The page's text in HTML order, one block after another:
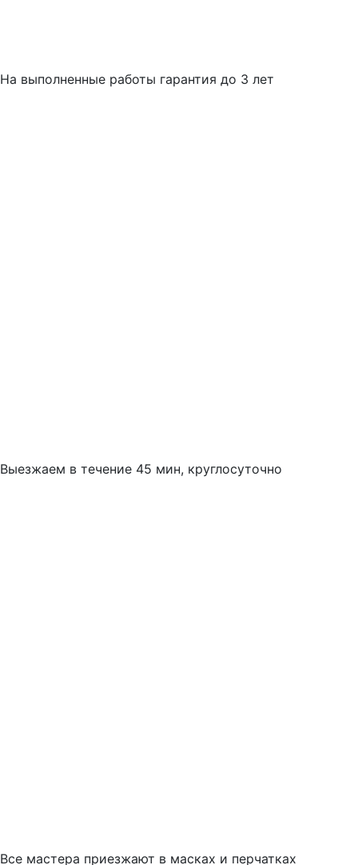
На выполненные работы гарантия до 3 лет
Выезжаем в течение 45 мин, круглосуточно
Все мастера приезжают в масках и перчатках